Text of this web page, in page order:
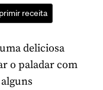
receita
deliciosa
o paladar com